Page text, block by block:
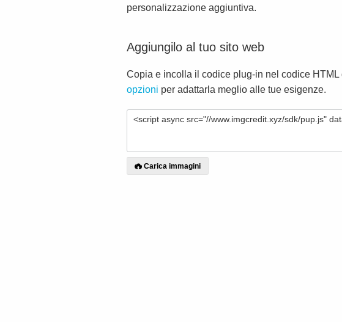
personalizzazione aggiuntiva.
Aggiungilo al tuo sito web
Copia e incolla il codice plug-in nel codice
opzioni per adattarla meglio alle tue esigenze.
Carica immagini